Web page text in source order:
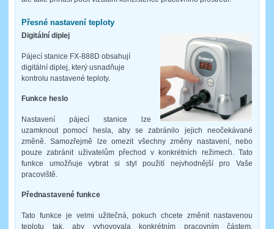
Přesné nastavení teploty
Digitální diplej
Pájecí stanice FX-888D obsahují
digitální diplej, který usnadňuje
kontrolu nastavené teploty.
Funkce heslo
Nastavení pájecí stanice lze
uzamknout pomocí hesla, aby se zabránilo jejich neočekávané
změně. Samozřejmě lze omezit všechny změny nastavení, nebo
pouze zabránit uživatelům přechod v konkrétních režimech. Tato
funkce umožňuje vybrat si styl použití nejvhodnější pro Vaše
pracoviště.
Přednastavené funkce
Tato funkce je velmi užitečná, pokuch chcete změnit nastavenou
teplotu tak, aby vyhovovala konkrétním pracovním částem,